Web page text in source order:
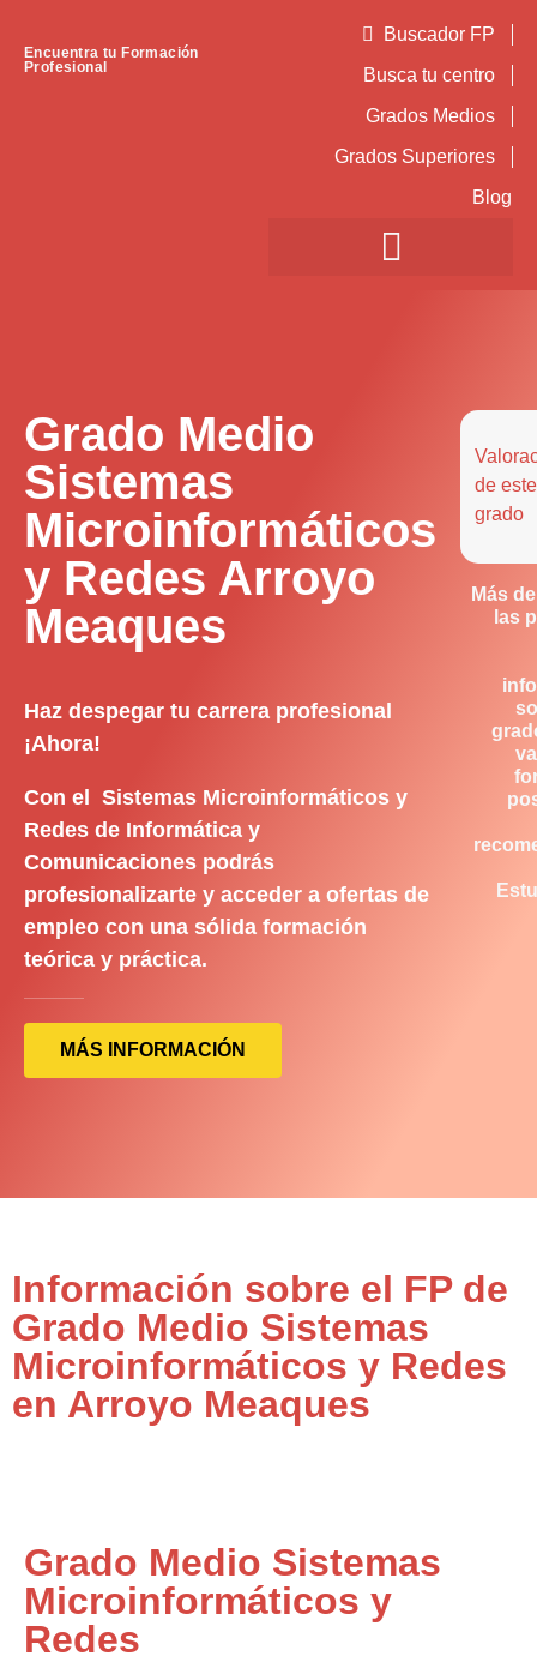
Encuentra tu Formación
Profesional
Buscador FP
Busca tu centro
Grados Medios
Grados Superiores
Blog
Grado Medio
Sistemas
Microinformáticos
y Redes Arroyo
Meaques
Haz despegar tu carrera profesional
¡Ahora!
Con el Sistemas Microinformáticos y
Redes de Informática y
Comunicaciones podrás
profesionalizarte y acceder a ofertas de
empleo con una sólida formación
teórica y práctica.
MÁS INFORMACIÓN
de este
grado
Más
las
Información sobre el FP de
Grado Medio Sistemas
Microinformáticos y Redes
en Arroyo Meaques
Grado Medio Sistemas
Microinformáticos y
Redes